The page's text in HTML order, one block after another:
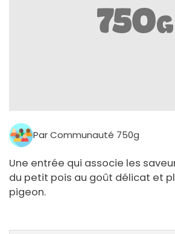
Par Communauté 750g
Une entrée qui associe les
du petit pois au goût délicat et
pigeon.